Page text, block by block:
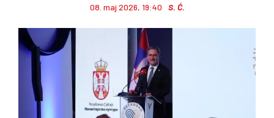
08. maj 2026, 19:40 S. Ć.